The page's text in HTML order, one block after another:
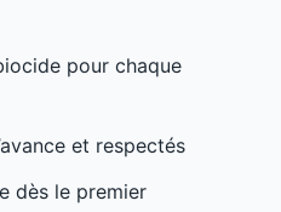
pour chaque
et respectés
dès le premier